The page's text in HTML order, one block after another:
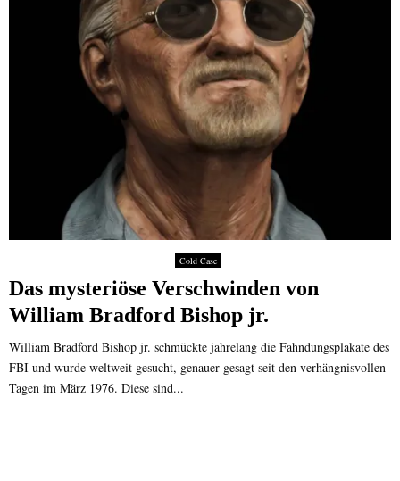
Cold Case
Das mysteriöse Verschwinden von
William Bradford Bishop jr.
William Bradford Bishop jr. schmückte jahrelang die Fahndungsplakate des
FBI und wurde weltweit gesucht, genauer gesagt seit den verhängnisvollen
Tagen im März 1976. Diese sind...